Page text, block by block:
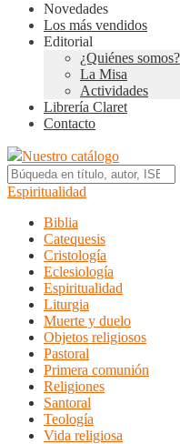
Novedades
Los más vendidos
Editorial
¿Quiénes somos?
La Misa
Actividades
Librería Claret
Contacto
Nuestro catálogo
Espiritualidad
Biblia
Catequesis
Cristología
Eclesiología
Espiritualidad
Liturgia
Muerte y duelo
Objetos religiosos
Pastoral
Primera comunión
Religiones
Santoral
Teología
Vida religiosa